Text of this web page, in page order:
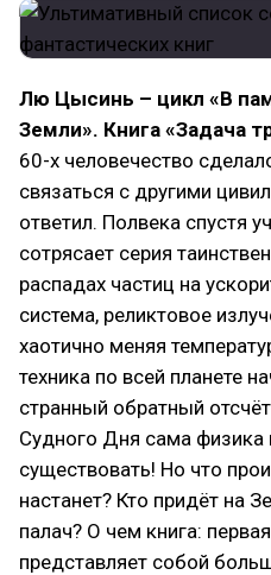
Лю Цысинь – цикл «В
Земли». Книга «Задача
60-х человечество
связаться с другими
ответил. Полвека спустя
сотрясает серия
распадах частиц на
система, реликтовое
хаотично меняя
техника по всей планете
странный обратный
Судного Дня сама физика
существовать! Но что
настанет? Кто придёт на
палач? О чем книга:
представляет собой